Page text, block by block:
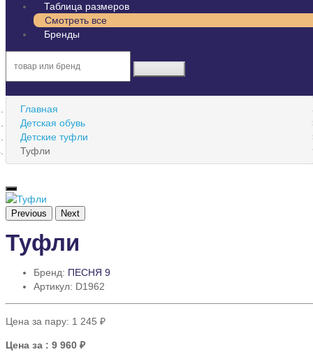
Таблица размеров
Смотреть все
Бренды
Главная
Детская обувь
Детские туфли
Туфли
Previous Next
Туфли
Бренд: ПЕСНЯ 9
Артикул: D1962
Цена за пару: 1 245 ₽
Цена за : 9 960 ₽